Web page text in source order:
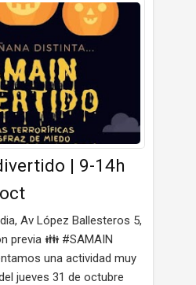
| 9-14h
Av López Ballesteros 5,
previa 👪 #SAMAIN
una actividad muy
jueves 31 de octubre